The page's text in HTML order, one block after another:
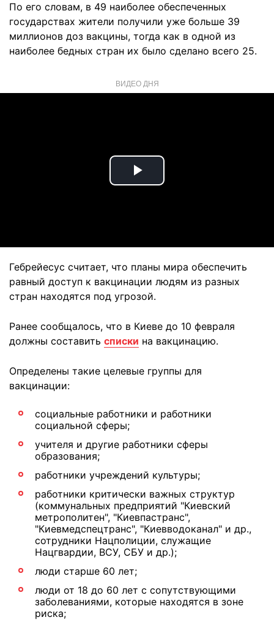
По его словам, в 49 наиболее обеспеченных
государствах жители получили уже больше 39
миллионов доз вакцины, тогда как в одной из
наиболее бедных стран их было сделано всего 25.
ВИДЕО ДНЯ
Play
Гебрейесус считает, что планы мира обеспечить
равный доступ к вакцинации людям из разных
стран находятся под угрозой.
Ранее сообщалось, что в Киеве до 10 февраля
должны составить списки на вакцинацию.
Определены такие целевые группы для
вакцинации:
социальные работники и работники
социальной сферы;
учителя и другие работники сферы
образования;
работники учреждений культуры;
работники критически важных структур
(коммунальных предприятий "Киевский
метрополитен", "Киевпастранс",
"Киевмедспецтранс", "Киевводоканал" и др.,
сотрудники Нацполиции, служащие
Нацгвардии, ВСУ, СБУ и др.);
люди старше 60 лет;
люди от 18 до 60 лет с сопутствующими
заболеваниями, которые находятся в зоне
риска;